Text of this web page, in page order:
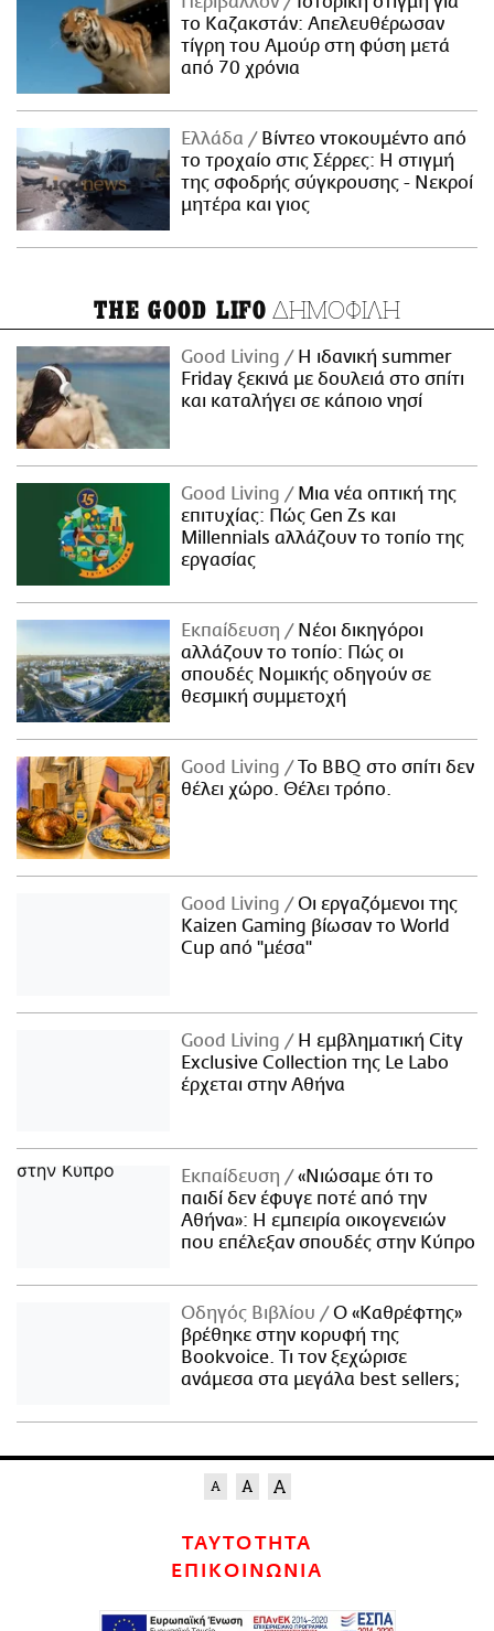
το Καζακστάν: Απελευθέρωσαν
τίγρη του Αμούρ στη φύση μετά
από 70 χρόνια
Ελλάδα
Βίντεο ντοκουμέντο από
το τροχαίο στις Σέρρες: Η στιγμή
της σφοδρής σύγκρουσης - Νεκροί
μητέρα και γιος
THE GOOD LIFO ΔΗΜΟΦΙΛΗ
Good Living
Η ιδανική summer
Friday ξεκινά με δουλειά στο σπίτι
και καταλήγει σε κάποιο νησί
Good Living
Μια νέα οπτική της
επιτυχίας: Πώς Gen Zs και
Millennials αλλάζουν το τοπίο της
εργασίας
Εκπαίδευση
Νέοι δικηγόροι
αλλάζουν το τοπίο: Πώς οι
σπουδές Νομικής οδηγούν σε
θεσμική συμμετοχή
Good Living
Το BBQ στο σπίτι δεν
θέλει χώρο. Θέλει τρόπο.
Good Living
Οι εργαζόμενοι της
Kaizen Gaming βίωσαν το World
Cup από "μέσα"
Good Living
Η εμβληματική City
Exclusive Collection της Le Labo
έρχεται στην Αθήνα
Εκπαίδευση
«Νιώσαμε ότι το
παιδί δεν έφυγε ποτέ από την
Αθήνα»: Η εμπειρία οικογενειών
που επέλεξαν σπουδές στην Κύπρο
Οδηγός Βιβλίου
Ο «Καθρέφτης»
βρέθηκε στην κορυφή της
Bookvoice. Τι τον ξεχώρισε
ανάμεσα στα μεγάλα best sellers;
ΤΑΥΤΟΤΗΤΑ
ΕΠΙΚΟΙΝΩΝΙΑ